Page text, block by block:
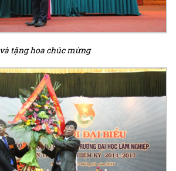
và tặng hoa chúc mừng